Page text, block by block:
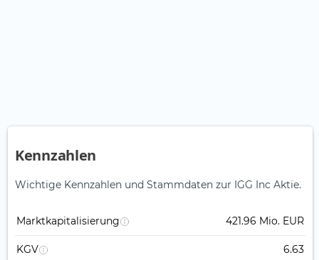
Kennzahlen
Wichtige Kennzahlen und Stammdaten zur IGG Inc Aktie.
Marktkapitalisierung 421.96 Mio. EUR
KGV 6.63